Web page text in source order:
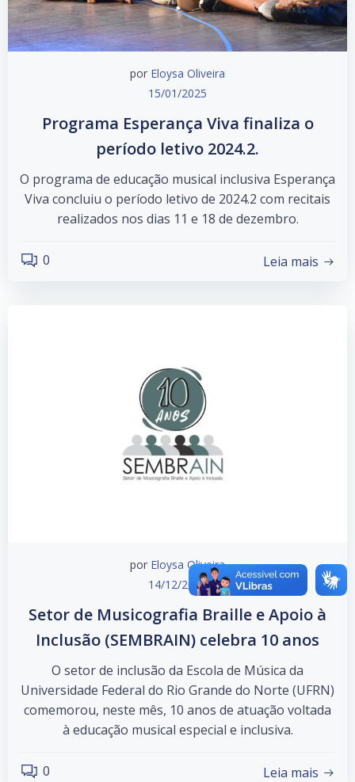
por Eloysa Oliveira
15/01/2025
Programa Esperança Viva finaliza o
período letivo 2024.2.
O programa de educação musical inclusiva Esperança
Viva concluiu o período letivo de 2024.2 com recitais
realizados nos dias 11 e 18 de dezembro.
0 Leia mais
por Eloysa Oliveira
14/12/2024
Setor de Musicografia Braille e Apoio à
Inclusão (SEMBRAIN) celebra 10 anos
O setor de inclusão da Escola de Música da
Universidade Federal do Rio Grande do Norte (UFRN)
comemorou, neste mês, 10 anos de atuação voltada
à educação musical especial e inclusiva.
0 Leia mais